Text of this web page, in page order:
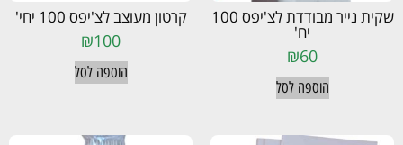
שקית נייר מבודדת לצ'יפס 100
יח'
₪60
הוספה לסל
קרטון מעוצב לצ'יפס 100 יחי'
₪100
הוספה לסל